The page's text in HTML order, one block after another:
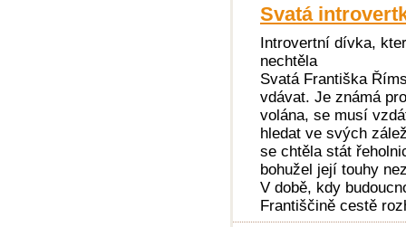
Svatá
Introvertní dívka,
nechtěla
Svatá Františka
vdávat. Je známá
volána, se musí
hledat ve svých
se chtěla stát
bohužel její touhy
V době, kdy
Františčině cestě